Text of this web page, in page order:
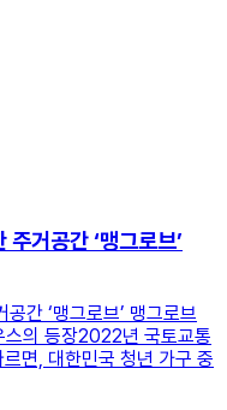
거공간 ‘맹그로브’
간 ‘맹그로브’ 맹그로브
의 등장2022년 국토교통
면, 대한민국 청년 가구 중